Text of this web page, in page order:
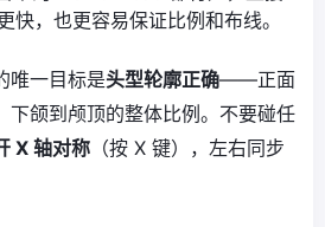
快，也更容易保证比例和布线。
唯一目标是头型轮廓正确——正面
下颌到颅顶的整体比例。不要碰任
X 轴对称 （按 X 键），左右同步